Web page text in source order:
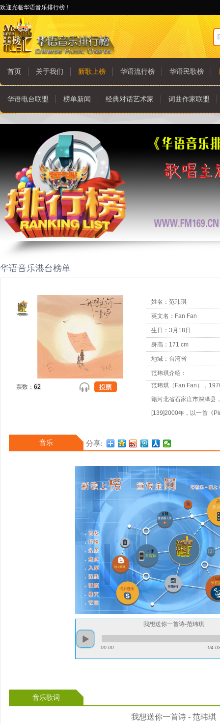
欢迎光临华语音乐排行榜！
首页 关于我们 新歌上榜 华语流行榜 华语民歌榜
华语电台联盟 榜单新闻 经典对话艺术家 词曲作家联盟
华语音乐港台榜单
票数：
姓名：范玮琪
英文名：Fan Fan
生日：3月18日
身高：171 cm
地域：台湾省
范玮琪介绍：
范玮琪（Fan Fan），
籍河北省石家庄市深泽县
[139]2000年，以一首《
[25]；并于次年凭该专入
首张精选辑《最初的梦想
爱情
音乐 分享:
我想送你一首诗-范玮琪
00:00 -
音乐歌词
我想送你一首诗 - 范玮琪